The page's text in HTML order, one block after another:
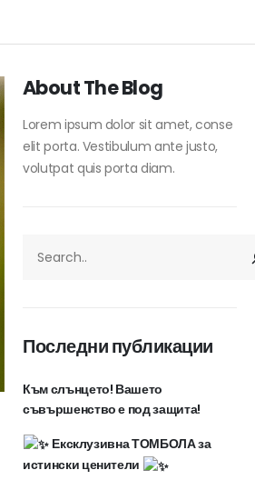
About The Blog
Lorem ipsum dolor sit amet, conse
elit porta. Vestibulum ante justo,
volutpat quis porta diam.
Последни публикации
Към слънцето! Вашето
съвършенство е под защита!
Ексклузивна ТОМБОЛА за
истински ценители